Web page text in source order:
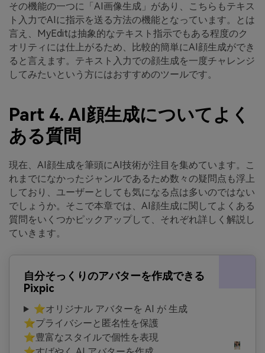
その機能の一つに「AI画像生成」があり、こちらもテキス
ト入力でAIに指示を送る方法の機能となっています。とは
言え、MyEditは抽象的なテキスト指示でもある程度のク
オリティには仕上がるため、比較的簡単にAI顔生成ができ
ると言えます。テキスト入力での顔生成を一度チャレンジ
してみたいという方にはおすすめのツールです。
Part 4. AI顔生成についてよく
ある質問
現在、AI顔生成を筆頭にAI技術が注目を集めています。こ
れまでになかったジャンルであるため数々の疑問点も浮上
しており、ユーザーとしても気になる点は多いのではない
でしょうか。そこで本章では、AI顔生成に関してよくある
質問をいくつかピックアップして、それぞれ詳しく解説し
ていきます。
自分そっくりのアバターを作成できる
Pixpic
⭐オリジナル アバターを AI が 生成
⭐プライバシーと匿名性を保護
⭐豊富なスタイルで個性を表現